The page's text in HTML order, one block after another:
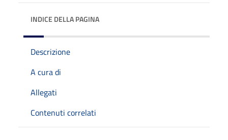
INDICE DELLA PAGINA
Descrizione
A cura di
Allegati
Contenuti correlati